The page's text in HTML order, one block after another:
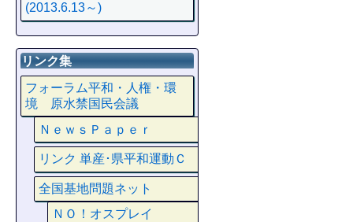
(2013.6.13～)
リンク集
フォーラム平和・人権・環
境 原水禁国民会議
ＮｅｗｓＰａｐｅｒ
リンク 単産･県平和運動Ｃ
全国基地問題ネット
ＮＯ！オスプレイ